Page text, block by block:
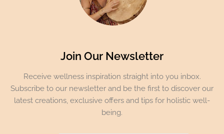
Join Our Newsletter
Receive wellness inspiration straight into you inbox.
Subscribe to our newsletter and be the first to discover our
latest creations, exclusive offers and tips for holistic well-
being.